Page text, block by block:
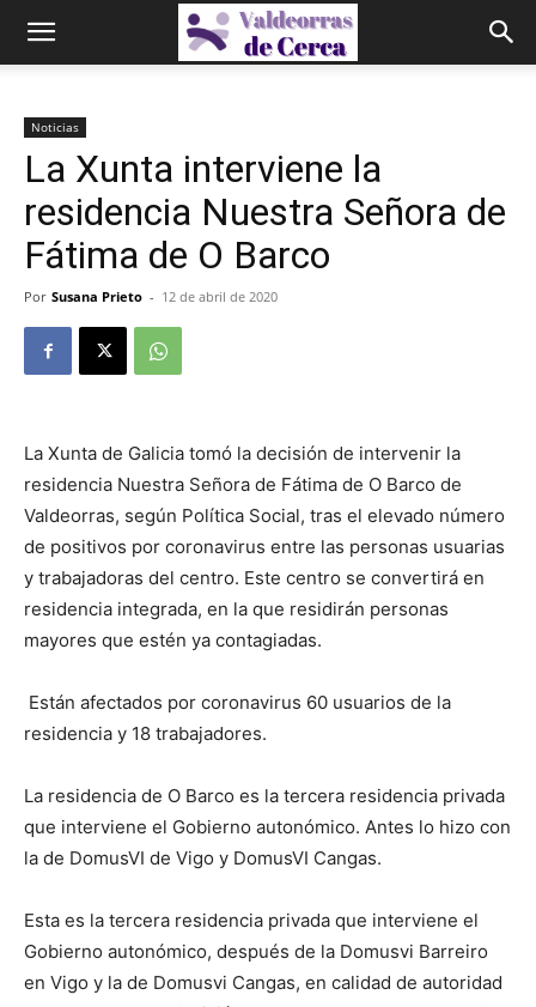
Noticias
La Xunta interviene la
residencia Nuestra Señora de
Fátima de O Barco
Por Susana Prieto - 12 de abril de 2020
La Xunta de Galicia tomó la decisión de intervenir la
residencia Nuestra Señora de Fátima de O Barco de
Valdeorras, según Política Social, tras el elevado número
de positivos por coronavirus entre las personas usuarias
y trabajadoras del centro. Este centro se convertirá en
residencia integrada, en la que residirán personas
mayores que estén ya contagiadas.
Están afectados por coronavirus 60 usuarios de la
residencia y 18 trabajadores.
La residencia de O Barco es la tercera residencia privada
que interviene el Gobierno autonómico. Antes lo hizo con
la de DomusVI de Vigo y DomusVI Cangas.
Esta es la tercera residencia privada que interviene el
Gobierno autonómico, después de la Domusvi Barreiro
en Vigo y la de Domusvi Cangas, en calidad de autoridad